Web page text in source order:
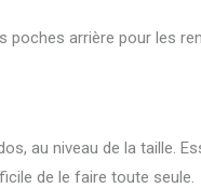
arrière pour les
au niveau de la taille.
de le faire toute seule.